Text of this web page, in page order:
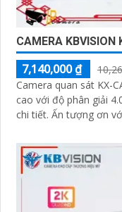
CAMERA
7,140,000 ₫
Camera quan sát KX-
cao với độ phân giải
chi tiết. Ấn tượng